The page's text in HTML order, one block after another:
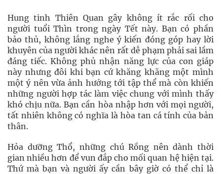
Hung tinh Thiên Quan gây không ít rắc rối cho
người tuổi Thìn trong ngày Tết này. Bạn có phần
bảo thủ, không lắng nghe ý kiến đóng góp hay lời
khuyên của người khác nên rất dễ phạm phải sai lầm
đáng tiếc. Không phủ nhận năng lực của con giáp
này nhưng đôi khi bạn cứ khăng khăng một mình
một ý nên vừa ảnh hưởng tới tập thể mà còn khiến
những người hợp tác làm việc chung với mình thấy
khó chịu nữa. Bạn cần hòa nhập hơn với mọi người,
tất nhiên không có nghĩa là hòa tan cá tính của bản
thân.
Hỏa dưỡng Thổ, những chú Rồng nên dành thời
gian nhiều hơn để vun đắp cho mối quan hệ hiện tại.
Thứ mà bạn và người ấy cần bây giờ có thể chỉ là